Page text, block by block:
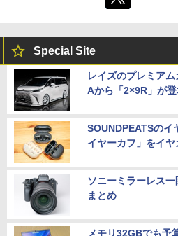
Special Site
レイズのプレミア
Aから「2×9R」が登
SOUNDPEATSのイ
イヤーカフ」をイ
ソニーミラーレス
まとめ
メモリ32GBでも予